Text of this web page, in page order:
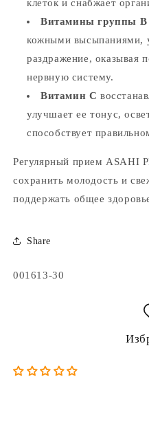
клеток и снабжает
Витамины группы В
кожными высыпаниями,
раздражение, оказывая
нервную систему.
Витамин С
улучшает ее тонус,
способствует
Регулярный прием ASAHI
сохранить молодость и
поддержать общее
Share
Артикул:
001613-30